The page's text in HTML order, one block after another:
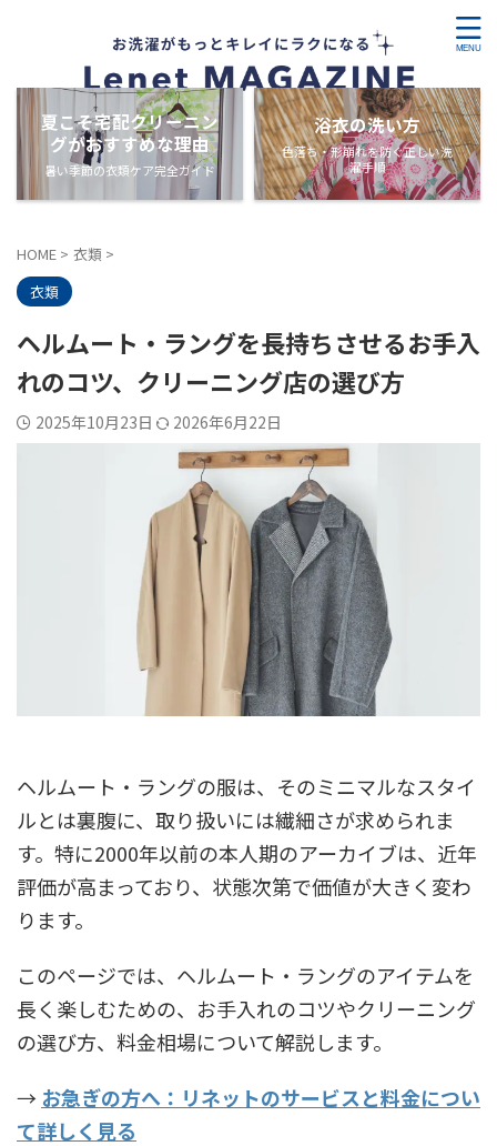
夏こそ宅配クリーニン
グがおすすめな理由
暑い季節の衣類ケア完全ガイド
浴衣の洗い方
色落ち・形崩れを防ぐ正しい洗
濯手順
HOME > 衣類 >
衣類
ヘルムート・ラングを長持ちさせるお手入
れのコツ、クリーニング店の選び方
2025年10月23日 2026年6月22日
ヘルムート・ラングの服は、そのミニマルなスタイ
ルとは裏腹に、取り扱いには繊細さが求められま
す。特に2000年以前の本人期のアーカイブは、近年
評価が高まっており、状態次第で価値が大きく変わ
ります。
このページでは、ヘルムート・ラングのアイテムを
長く楽しむための、お手入れのコツやクリーニング
の選び方、料金相場について解説します。
→ お急ぎの方へ：リネットのサービスと料金につい
て詳しく見る